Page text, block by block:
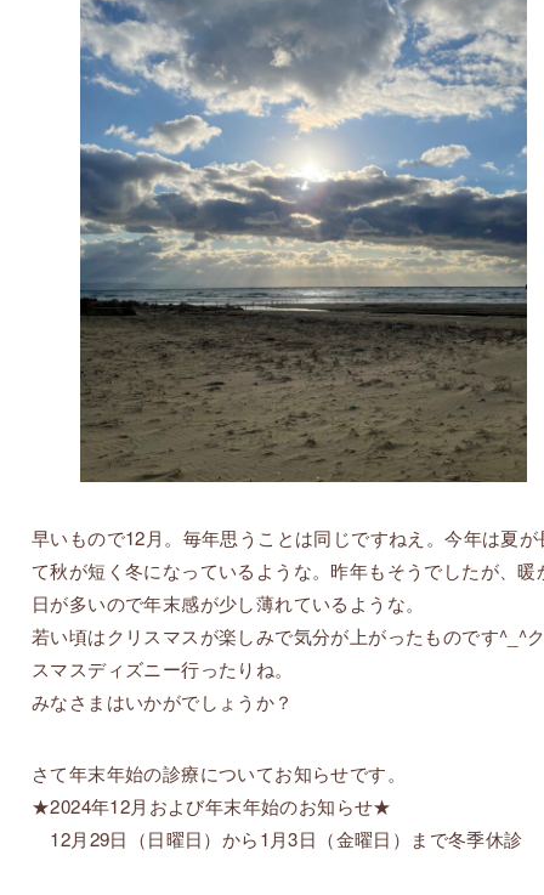
早いもので12月。毎年思うことは同じですねえ。今年は夏が
て秋が短く冬になっているような。昨年もそうでしたが、暖
日が多いので年末感が少し薄れているような。
若い頃はクリスマスが楽しみで気分が上がったものです^_^
スマスディズニー行ったりね。
みなさまはいかがでしょうか？
さて年末年始の診療についてお知らせです。
★2024年12月および年末年始のお知らせ★
12月29日（日曜日）から1月3日（金曜日）まで冬季休診